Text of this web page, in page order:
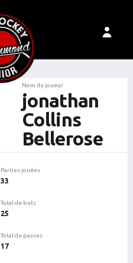
Nom du joueur
jonathan
Collins
Bellerose
Parties jouées
33
Total de buts
25
Total de passes
17